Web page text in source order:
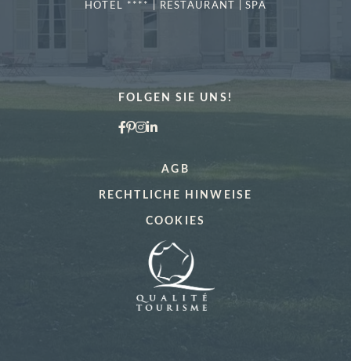
HOTEL **** | RESTAURANT | SPA
FOLGEN SIE UNS!
AGB
RECHTLICHE HINWEISE
COOKIES